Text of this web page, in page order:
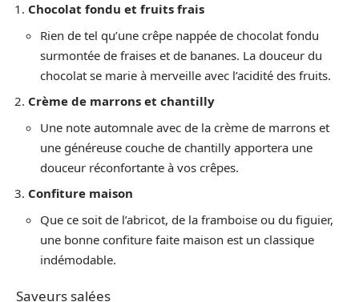
Chocolat fondu et fruits frais
Rien de tel qu’une crêpe nappée de chocolat fondu
surmontée de fraises et de bananes. La douceur du
chocolat se marie à merveille avec l’acidité des fruits.
Crème de marrons et chantilly
Une note automnale avec de la crème de marrons et
une généreuse couche de chantilly apportera une
douceur réconfortante à vos crêpes.
Confiture maison
Que ce soit de l’abricot, de la framboise ou du figuier,
une bonne confiture faite maison est un classique
indémodable.
Saveurs salées